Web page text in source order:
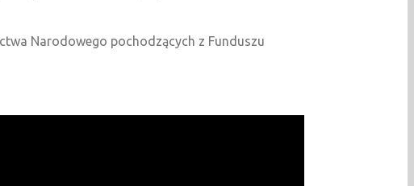
Narodowego pochodzących z Funduszu